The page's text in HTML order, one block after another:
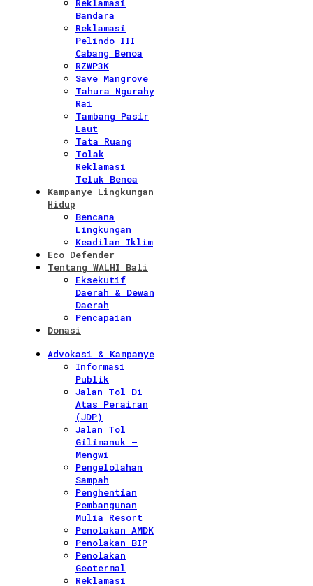
Reklamasi
Bandara
Reklamasi
Pelindo III
Cabang Benoa
RZWP3K
Save Mangrove
Tahura Ngurahy
Rai
Tambang Pasir
Laut
Tata Ruang
Tolak
Reklamasi
Teluk Benoa
Kampanye Lingkungan
Hidup
Bencana
Lingkungan
Keadilan Iklim
Eco Defender
Tentang WALHI Bali
Eksekutif
Daerah & Dewan
Daerah
Pencapaian
Donasi
Advokasi & Kampanye
Informasi
Publik
Jalan Tol Di
Atas Perairan
(JDP)
Jalan Tol
Gilimanuk –
Mengwi
Pengelolahan
Sampah
Penghentian
Pembangunan
Mulia Resort
Penolakan AMDK
Penolakan BIP
Penolakan
Geotermal
Reklamasi